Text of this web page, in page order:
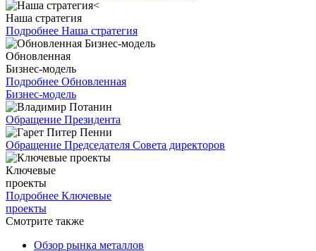
Наша стратегия
Подробнее Наша стратегия
Обновленная
Бизнес-модель
Подробнее Обновленная
Бизнес-модель
Обращение Президента
Обращение Председателя Совета директоров
Ключевые
проекты
Подробнее Ключевые
проекты
Смотрите также
Обзор рынка металлов